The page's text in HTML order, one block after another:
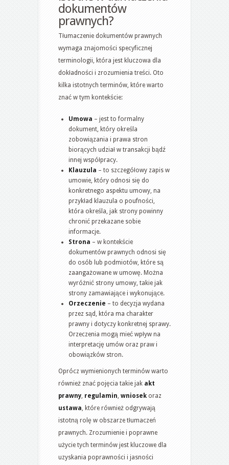
dokumentów
prawnych?
Tłumaczenie dokumentów prawnych
wymaga znajomości specyficznej
terminologii, która jest kluczowa dla
dokładności i zrozumienia treści. Oto
kilka istotnych terminów, które warto
znać w tym kontekście:
Umowa – jest to formalny
dokument, który określa
zobowiązania i prawa stron
biorących udział w transakcji bądź
innej współpracy.
Klauzula – to szczegółowy zapis w
umowie, który odnosi się do
konkretnego aspektu umowy, na
przykład klauzula o poufności,
która określa, jak strony powinny
chronić przekazane sobie
informacje.
Strona – w kontekście
dokumentów prawnych odnosi się
do osób lub podmiotów, które są
zaangażowane w umowę. Można
wyróżnić strony umowy, takie jak
strony zamawiające i wykonujące.
Orzeczenie – to decyzja wydana
przez sąd, która ma charakter
prawny i dotyczy konkretnej sprawy.
Orzeczenia mogą mieć wpływ na
interpretację umów oraz praw i
obowiązków stron.
Oprócz wymienionych terminów warto
również znać pojęcia takie jak akt
prawny regulamin wniosek oraz
ustawa , które również odgrywają
istotną rolę w obszarze tłumaczeń
prawnych. Zrozumienie i poprawne
użycie tych terminów jest kluczowe dla
uzyskania poprawności i jasności